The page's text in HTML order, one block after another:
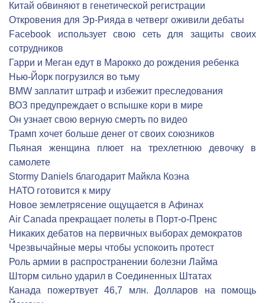
Китай обвиняют в генетической регистрации
Откровения для Эр-Рияда в четверг оживили дебаты
Facebook использует свою сеть для защиты своих
сотрудников
Гарри и Меган едут в Марокко до рождения ребенка
Нью-Йорк погрузился во тьму
BMW заплатит штраф и избежит преследования
ВОЗ предупреждает о вспышке кори в мире
Он узнает свою верную смерть по видео
Трамп хочет больше денег от своих союзников
Пьяная женщина плюет на трехлетнюю девочку в
самолете
Stormy Daniels благодарит Майкла Коэна
НАТО готовится к миру
Новое землетрясение ощущается в Афинах
Air Canada прекращает полеты в Порт-о-Пренс
Никаких дебатов на первичных выборах демократов
Чрезвычайные меры чтобы успокоить протест
Роль армии в распространении болезни Лайма
Шторм сильно ударил в Соединенных Штатах
Канада пожертвует 46,7 млн. Долларов на помощь